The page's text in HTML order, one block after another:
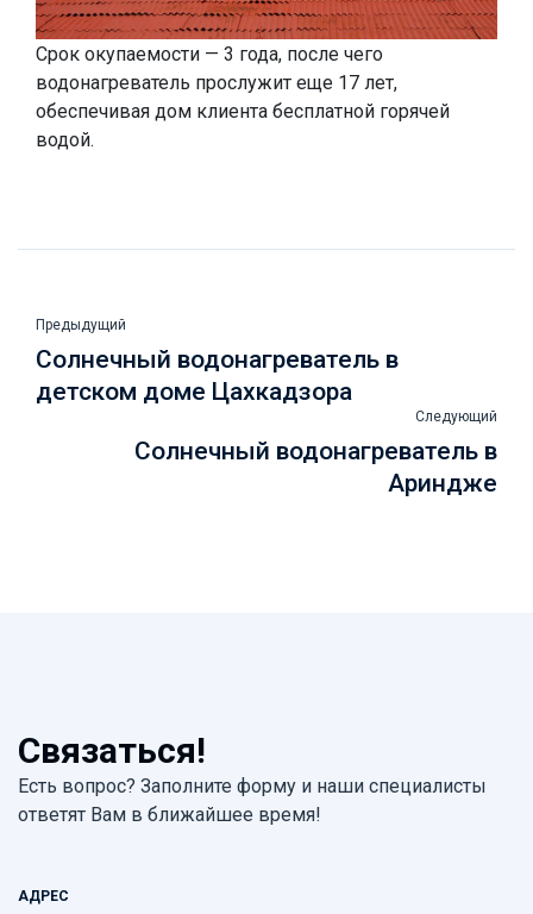
Срок окупаемости — 3 года, после чего
водонагреватель прослужит еще 17 лет,
обеспечивая дом клиента бесплатной горячей
водой.
Предыдущий
Солнечный водонагреватель в
детском доме Цахкадзора
Следующий
Солнечный водонагреватель в
Ариндже
Связаться!
Есть вопрос? Заполните форму и наши специалисты
ответят Вам в ближайшее время!
АДРЕС